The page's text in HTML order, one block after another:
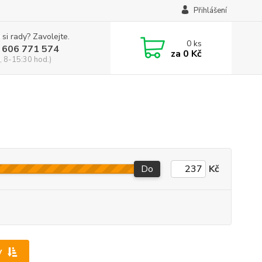
Přihlášení
rady? Zavolejte.
771 574
8-15:30 hod.)
0ks
za 0 Kč
Do Kč